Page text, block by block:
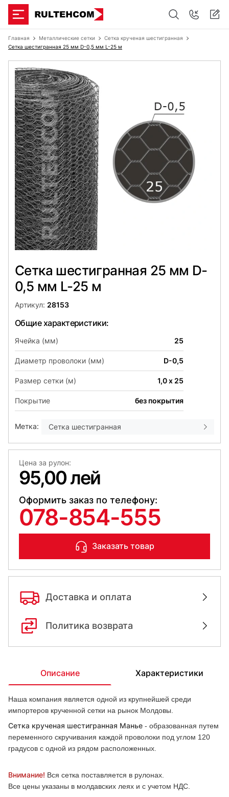
Главная Металлические сетки
Сетка крученая шестигранная
Сетка шестигранная 25 мм D-0,5 мм L-25 м
Сетка шестигранная 25 мм D-
0,5 мм L-25 м
Артикул: 28153
Общие характеристики:
Ячейка (мм) 25
Диаметр проволоки (мм) D-0,5
Размер сетки (м) 1,0 х 25
Покрытие без покрытия
Метка: Сетка шестигранная
Цена за рулон:
95,00 лей
Оформить заказ по телефону:
078-854-555
Заказать товар
Доставка и оплата
Политика возврата
Описание Характеристики
Наша компания является одной из крупнейшей среди
импортеров крученной сетки на рынок Молдовы.
Сетка крученая шестигранная Манье - образованная путем
переменного скручивания каждой проволоки под углом 120
градусов с одной из рядом расположенных.
Внимание! Вся сетка поставляется в рулонах.
Все цены указаны в молдавских леях и с учетом НДС.